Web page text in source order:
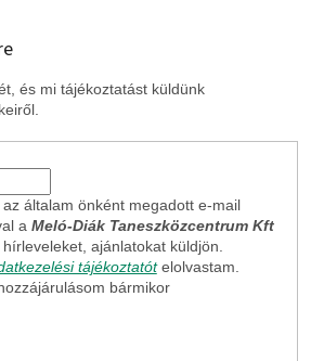
és mi tájékoztatást küldünk
általam önként megadott e-mail
a Meló-Diák Taneszközcentrum Kft
ajánlatokat küldjön.
tájékoztatót elolvastam.
bármikor